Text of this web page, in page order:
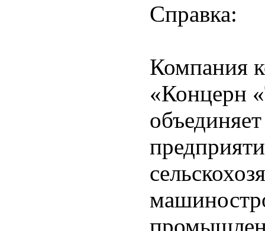
Справка:
Компания
«Концерн